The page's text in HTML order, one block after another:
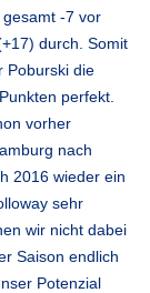
-7 vor
durch. Somit
Poburski die
perfekt.
vorher
nach
2016 wieder ein
sehr
wir nicht dabei
Saison endlich
Potenzial